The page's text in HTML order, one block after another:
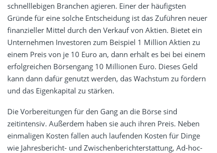
schnelllebigen Branchen agieren. Einer der häufigsten
Gründe für eine solche Entscheidung ist das Zuführen neuer
finanzieller Mittel durch den Verkauf von Aktien. Bietet ein
Unternehmen Investoren zum Beispiel 1 Million Aktien zu
einem Preis von je 10 Euro an, dann erhält es bei bei einem
erfolgreichen Börsengang 10 Millionen Euro. Dieses Geld
kann dann dafür genutzt werden, das Wachstum zu fördern
und das Eigenkapital zu stärken.
Die Vorbereitungen für den Gang an die Börse sind
zeitintensiv. Außerdem haben sie auch ihren Preis. Neben
einmaligen Kosten fallen auch laufenden Kosten für Dinge
wie Jahresbericht- und Zwischenberichterstattung, Ad-hoc-